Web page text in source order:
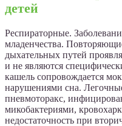
детей
Респираторные.
младенчества.
дыхательных путей
и не являются
кашель сопровождается
нарушениями сна.
пневмоторакс,
микобактериями,
недостаточность при